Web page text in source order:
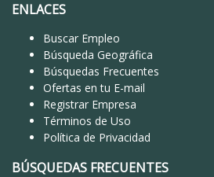
ENLACES
Buscar Empleo
Búsqueda Geográfica
Búsquedas Frecuentes
Ofertas en tu E-mail
Registrar Empresa
Términos de Uso
Política de Privacidad
BÚSQUEDAS FRECUENTES